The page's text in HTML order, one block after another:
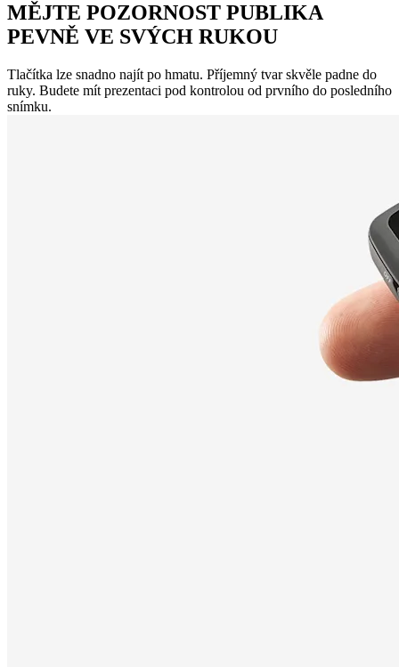
MĚJTE POZORNOST PUBLIKA
PEVNĚ VE SVÝCH RUKOU
Tlačítka lze snadno najít po hmatu. Příjemný tvar skvěle padne do
ruky. Budete mít prezentaci pod kontrolou od prvního do posledního
snímku.